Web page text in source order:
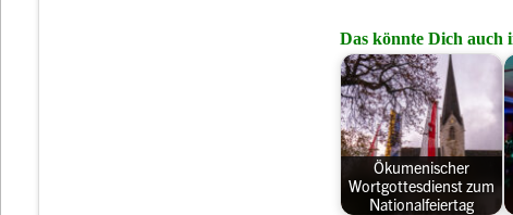
Das könnte Dich auch
Ökumenischer
Wortgottesdienst zum
Nationalfeiertag